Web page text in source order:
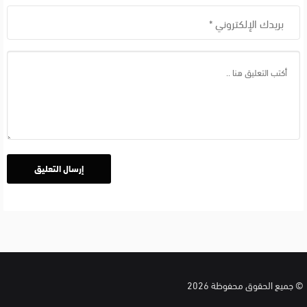
© جميع الحقوق محفوظة 2026